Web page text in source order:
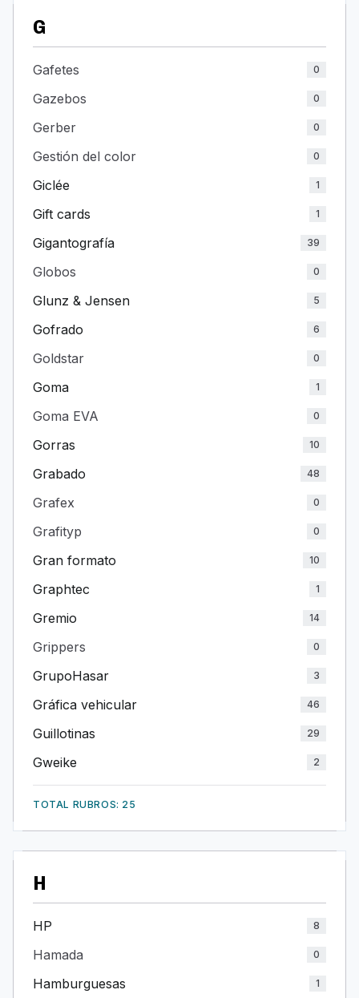
G
Gafetes 0
Gazebos 0
Gerber 0
Gestión del color 0
Giclée 1
Gift cards 1
Gigantografía 39
Globos 0
Glunz & Jensen 5
Gofrado 6
Goldstar 0
Goma 1
Goma EVA 0
Gorras 10
Grabado 48
Grafex 0
Grafityp 0
Gran formato 10
Graphtec 1
Gremio 14
Grippers 0
GrupoHasar 3
Gráfica vehicular 46
Guillotinas 29
Gweike 2
TOTAL RUBROS: 25
H
HP 8
Hamada 0
Hamburguesas 1